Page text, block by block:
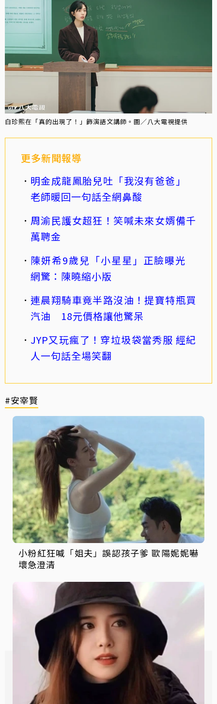
白珍熙在「真的出現了！」飾演語文講師。圖／八大電視提供
更多新聞報導
明金成龍鳳胎兒吐「我沒有爸爸」
老師暖回一句話全網鼻酸
周渝民護女超狂！笑喊未來女婿備千
萬聘金
陳妍希9歲兒「小星星」正臉曝光
網驚：陳曉縮小版
連晨翔騎車竟半路沒油！提寶特瓶買
汽油 18元價格讓他驚呆
JYP又玩瘋了！穿垃圾袋當秀服 經紀
人一句話全場笑翻
#安宰賢
小粉紅狂喊「姐夫」誤認孩子爹 歐陽妮妮嚇
壞急澄清